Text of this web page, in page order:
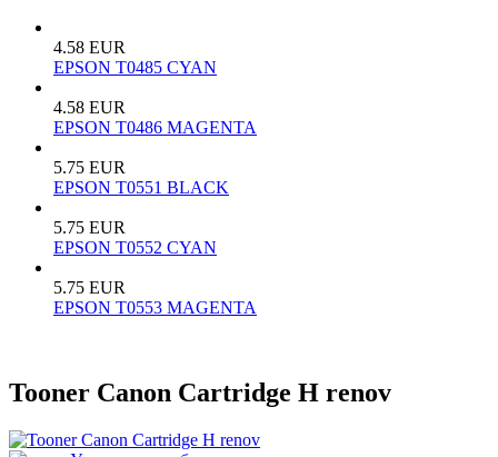
4.58 EUR
EPSON T0485 CYAN
4.58 EUR
EPSON T0486 MAGENTA
5.75 EUR
EPSON T0551 BLACK
5.75 EUR
EPSON T0552 CYAN
5.75 EUR
EPSON T0553 MAGENTA
Tooner Canon Cartridge H renov